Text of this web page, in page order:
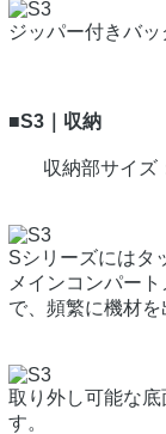
ジッパー付きバッ
■S3｜収納
収納部サイズ
Sシリーズにはタ
メインコンパー
で、頻繁に機材を
取り外し可能な
す。